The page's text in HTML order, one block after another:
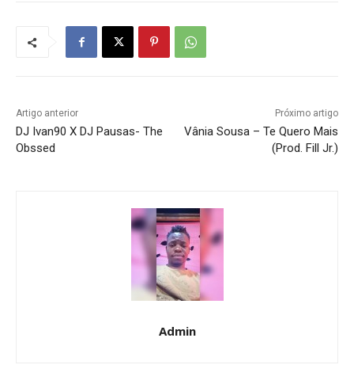
Artigo anterior
DJ Ivan90 X DJ Pausas- The
Obssed
Próximo artigo
Vânia Sousa – Te Quero Mais
(Prod. Fill Jr.)
Admin